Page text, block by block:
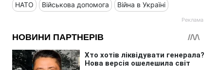
НАТО Військова допомога Війна в Україні